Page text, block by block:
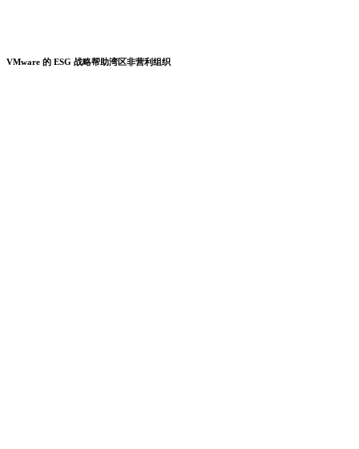
VMware 的 ESG 战略帮助湾区非营利组织